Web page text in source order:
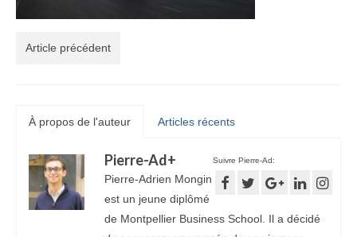
Article précédent
À propos de l'auteur Articles récents
Suivre Pierre-Ad:
Pierre-Ad+
Pierre-Adrien Mongin
est un jeune diplômé
de Montpellier Business School. Il a décidé